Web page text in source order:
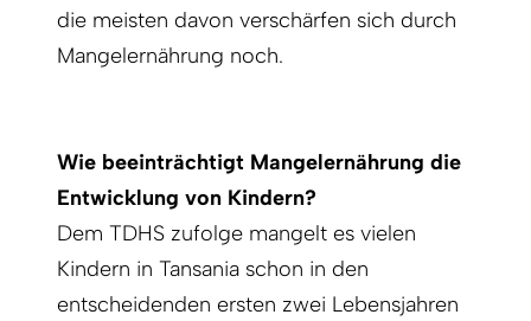
die meisten davon verschärfen sich durch
Mangelernährung noch.
Wie beeinträchtigt Mangelernährung die
Entwicklung von Kindern?
Dem TDHS zufolge mangelt es vielen
Kindern in Tansania schon in den
entscheidenden ersten zwei Lebensjahren